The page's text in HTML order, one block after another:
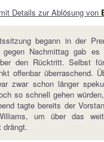
Details zur Ablösung von
begann in der
gegen Nachmittag gab
den Rücktritt. Selbst
offenbar überraschend.
zwar schon länger
so schnell gehen
tagte bereits der
um über das
drängt.